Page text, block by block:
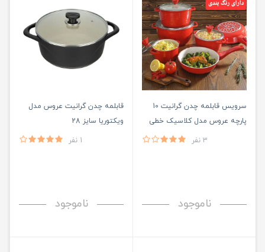
سرویس قابلمه چدن گرانیت 10
پارچه عروس مدل کلاسیک خطی
3 نفر
ناموجود
قابلمه چدن گرانیت عروس مدل
ویکتوریا سایز 28
1 نفر
ناموجود